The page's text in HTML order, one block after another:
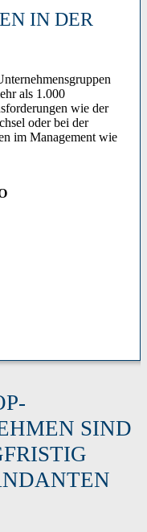
IN DER
als 1.000
wie der
oder bei der
im Management wie
SIND